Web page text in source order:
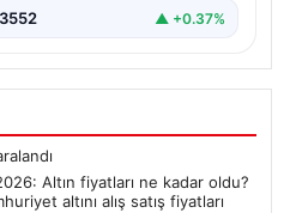
▲ +0.37%
Altın fiyatları ne kadar oldu?
altını alış satış fiyatları